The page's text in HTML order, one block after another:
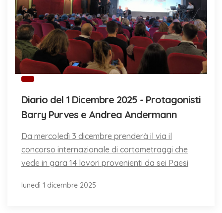
Diario del 1 Dicembre 2025 - Protagonisti
Barry Purves e Andrea Andermann
Da mercoledì 3 dicembre prenderà il via il
concorso internazionale di cortometraggi che
vede in gara 14 lavori provenienti da sei Paesi
lunedì 1 dicembre 2025